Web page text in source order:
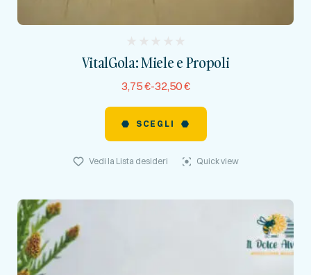
VitalGola: Miele e Propoli
reviews)
3,75€-32,50€
SCEGLI
Vedi la Lista desideri Quick view